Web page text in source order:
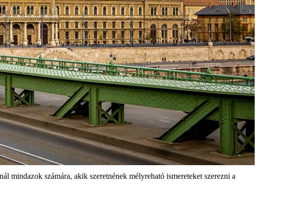
mindazok számára, akik szeretnének mélyreható ismereteket szerezni a